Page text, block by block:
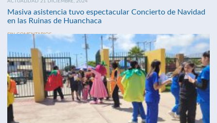
Masiva asistencia tuvo espectacular Concierto de Navidad
en las Ruinas de Huanchaca
SIN COMENTARIOS